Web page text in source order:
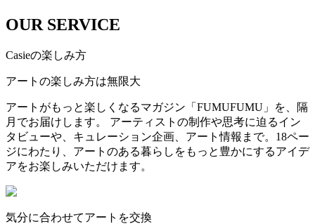
OUR SERVICE
Casieの楽しみ方
アートの楽しみ方は無限大
アートがもっと楽しくなるマガジン「FUMUFUMU」を、隔
月でお届けします。 アーティストの制作や思考に迫るイン
タビューや、キュレーション企画、アート情報まで。18ペー
ジにわたり、アートのある暮らしをもっと豊かにするアイデ
アをお楽しみいただけます。
気分に合わせてアートを交換